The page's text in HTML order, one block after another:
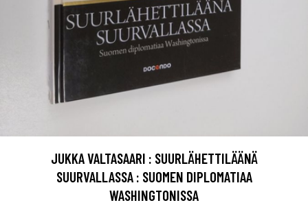
JUKKA VALTASAARI : SUURLÄHETTILÄÄNÄ
SUURVALLASSA : SUOMEN DIPLOMATIAA
WASHINGTONISSA